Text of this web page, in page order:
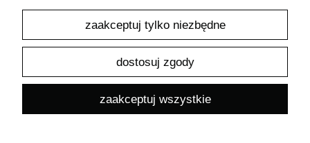
O NAS
pokaż pełną wersję strony
Sklep internetowy Shoper.pl
zaakceptuj tylko niezbędne
dostosuj zgody
zaakceptuj wszystkie